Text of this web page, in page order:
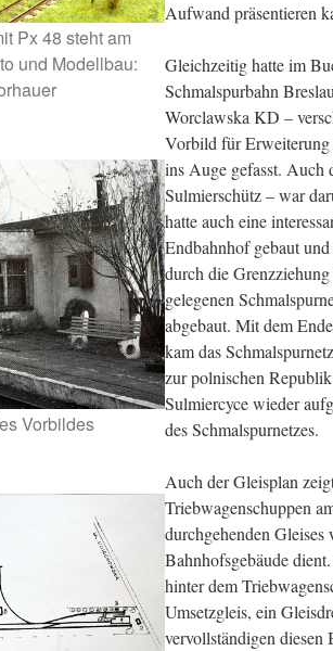
Px 48 steht am
und Modellbau:
Vorbildes
Aufwand präsentieren
Gleichzeitig hatte im
Schmalspurbahn
Worclawska KD –
Vorbild für
ins Auge gefasst. Auch
Sulmierschütz – war
hatte auch eine
Endbahnhof gebaut
durch die
gelegenen
abgebaut. Mit dem
kam das
zur polnischen
Sulmiercyce wieder
des Schmalspurnetzes.
Auch der Gleisplan
Triebwagenschuppen
durchgehenden
Bahnhofsgebäude
hinter dem
Umsetzgleis, ein
vervollständigen